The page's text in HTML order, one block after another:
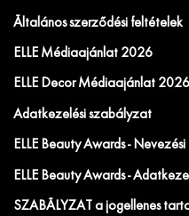
Általános szerződési feltételek
ELLE Médiaajánlat 2026
ELLE Decor Médiaajánlat 2026
Adatkezelési szabályzat
ELLE Beauty Awards -
ELLE Beauty Awards -
SZABÁLYZAT a jogellenes